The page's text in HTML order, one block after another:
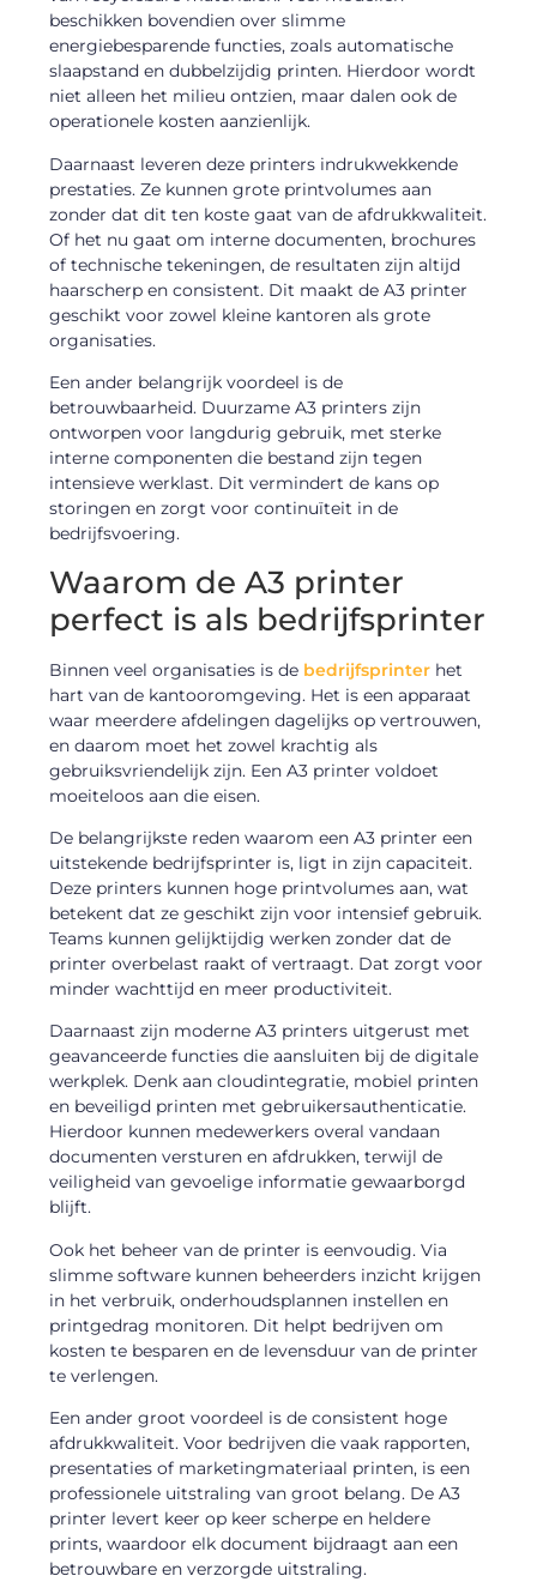
beschikken bovendien over slimme
energiebesparende functies, zoals automatische
slaapstand en dubbelzijdig printen. Hierdoor wordt
niet alleen het milieu ontzien, maar dalen ook de
operationele kosten aanzienlijk.
Daarnaast leveren deze printers indrukwekkende
prestaties. Ze kunnen grote printvolumes aan
zonder dat dit ten koste gaat van de afdrukkwaliteit.
Of het nu gaat om interne documenten, brochures
of technische tekeningen, de resultaten zijn altijd
haarscherp en consistent. Dit maakt de A3 printer
geschikt voor zowel kleine kantoren als grote
organisaties.
Een ander belangrijk voordeel is de
betrouwbaarheid. Duurzame A3 printers zijn
ontworpen voor langdurig gebruik, met sterke
interne componenten die bestand zijn tegen
intensieve werklast. Dit vermindert de kans op
storingen en zorgt voor continuïteit in de
bedrijfsvoering.
Waarom de A3 printer
perfect is als bedrijfsprinter
Binnen veel organisaties is de bedrijfsprinter het
hart van de kantooromgeving. Het is een apparaat
waar meerdere afdelingen dagelijks op vertrouwen,
en daarom moet het zowel krachtig als
gebruiksvriendelijk zijn. Een A3 printer voldoet
moeiteloos aan die eisen.
De belangrijkste reden waarom een A3 printer een
uitstekende bedrijfsprinter is, ligt in zijn capaciteit.
Deze printers kunnen hoge printvolumes aan, wat
betekent dat ze geschikt zijn voor intensief gebruik.
Teams kunnen gelijktijdig werken zonder dat de
printer overbelast raakt of vertraagt. Dat zorgt voor
minder wachttijd en meer productiviteit.
Daarnaast zijn moderne A3 printers uitgerust met
geavanceerde functies die aansluiten bij de digitale
werkplek. Denk aan cloudintegratie, mobiel printen
en beveiligd printen met gebruikersauthenticatie.
Hierdoor kunnen medewerkers overal vandaan
documenten versturen en afdrukken, terwijl de
veiligheid van gevoelige informatie gewaarborgd
blijft.
Ook het beheer van de printer is eenvoudig. Via
slimme software kunnen beheerders inzicht krijgen
in het verbruik, onderhoudsplannen instellen en
printgedrag monitoren. Dit helpt bedrijven om
kosten te besparen en de levensduur van de printer
te verlengen.
Een ander groot voordeel is de consistent hoge
afdrukkwaliteit. Voor bedrijven die vaak rapporten,
presentaties of marketingmateriaal printen, is een
professionele uitstraling van groot belang. De A3
printer levert keer op keer scherpe en heldere
prints, waardoor elk document bijdraagt aan een
betrouwbare en verzorgde uitstraling.